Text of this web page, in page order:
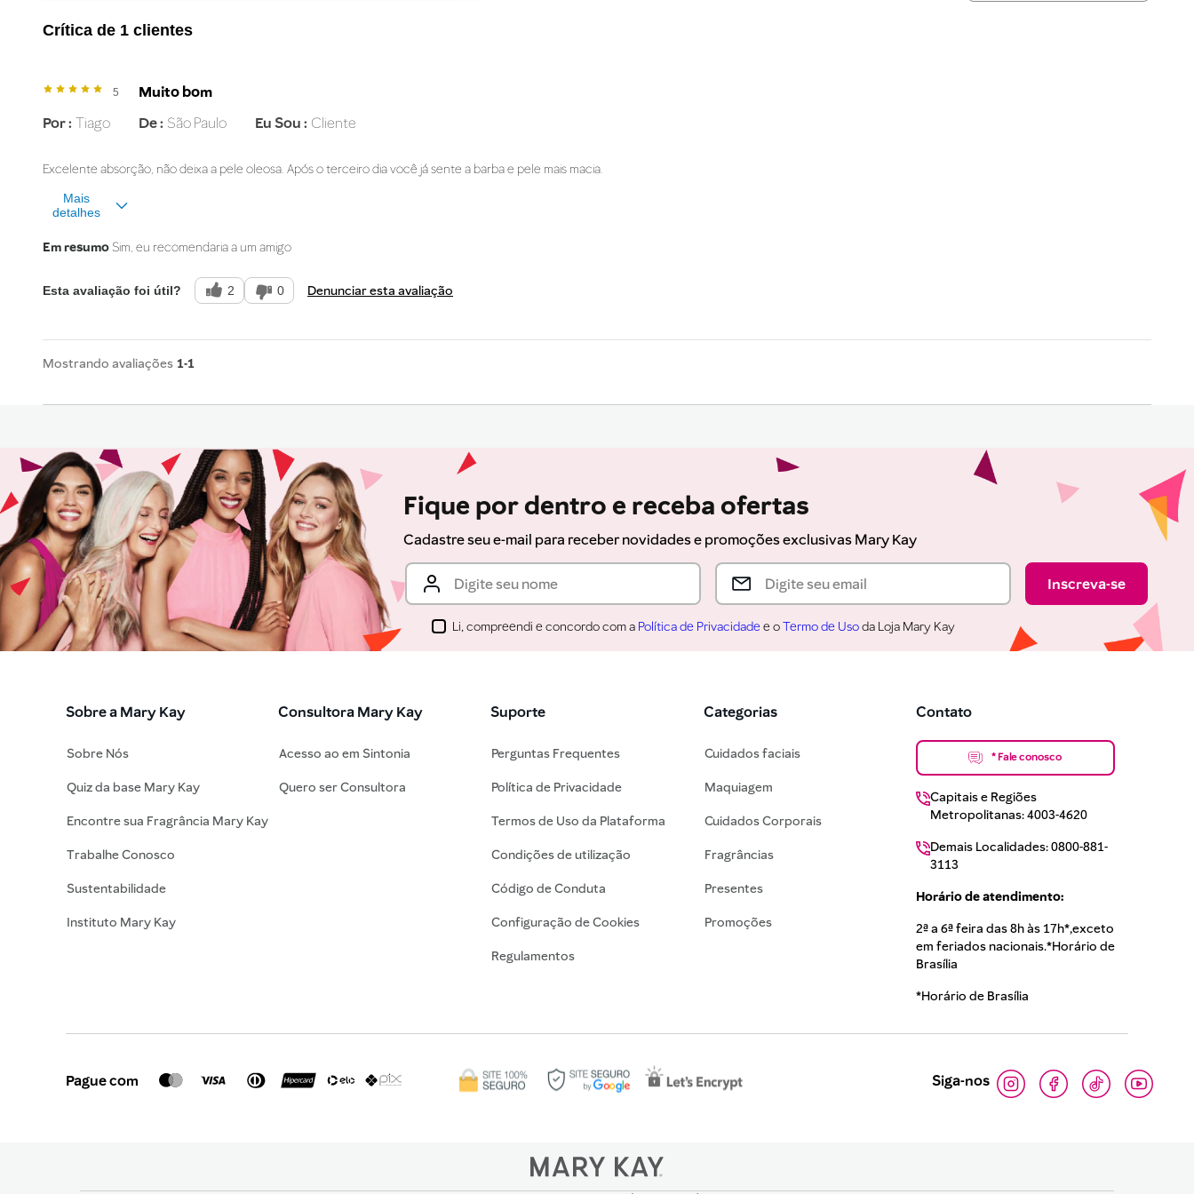
Crítica de 1 clientes
5
Muito bom
Por Tiago De São Paulo Eu Sou Cliente
Excelente absorção, não deixa a pele oleosa. Após o terceiro dia você já sente a barba e pele mais macia.
Mais
detalhes
Em resumoSim, eu recomendaria a um amigo
Esta avaliação foi útil? 2 0 Denunciar esta avaliação
1-1
Fique por dentro e receba ofertas
Cadastre seu e-mail para receber novidades e promoções exclusivas Mary Kay
Inscreva-se
Li, compreendi e concordo com a Política de Privacidade e oTermo de Usoda Loja Mary Kay
Sobre a Mary Kay
Sobre Nós
Quiz da base Mary Kay
Encontre sua Fragrância Mary Kay
Trabalhe Conosco
Sustentabilidade
Instituto Mary Kay
Consultora Mary Kay
Acesso ao em Sintonia
Quero ser Consultora
Suporte
Perguntas Frequentes
Política de Privacidade
Termos de Uso da Plataforma
Condições de utilização
Código de Conduta
Configuração de Cookies
Regulamentos
Categorias
Cuidados faciais
Maquiagem
Cuidados Corporais
Fragrâncias
Presentes
Promoções
Contato
* Fale conosco
Capitais e Regiões
Metropolitanas: 4003-4620
Demais Localidades: 0800-881-
3113
Horário de atendimento:
2ª a 6ª feira das 8h às 17h*,exceto
em feriados nacionais.*Horário de
Brasília
*Horário de Brasília
Pague com Siga-nos